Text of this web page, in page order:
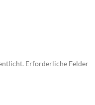
Erforderliche Felder